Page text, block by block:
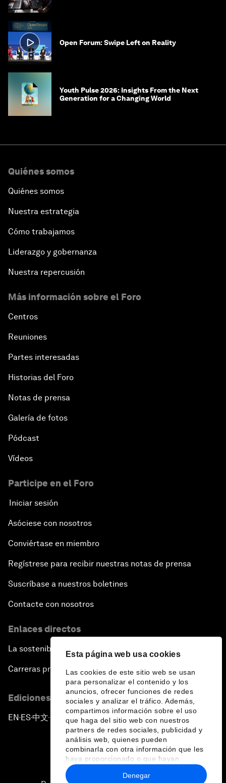
Esta página web usa cookies
Las cookies de este sitio web se usan
para personalizar el contenido y los
anuncios, ofrecer funciones de redes
sociales y analizar el tráfico. Además,
compartimos información sobre el uso
que haga del sitio web con nuestros
partners de redes sociales, publicidad y
análisis web, quienes pueden
combinarla con otra información que les
haya proporcionado o que hayan
recopilado a partir del uso que haya
hecho de sus servicios.
Denegar
Open Forum: Swipe Left on Reality
Youth Pulse 2026: Insights From the Next
Generation for a Changing World
Quiénes somos
Quiénes somos
Nuestra estrategia
Cómo trabajamos
Liderazgo y gobernanza
Nuestra repercusión
Más información sobre el Foro
Centros
Reuniones
Partes interesadas
Historias del Foro
Notas de prensa
Galería de fotos
Pódcast
Vídeos
Participe en el Foro
Iniciar sesión
Asóciese con nosotros
Conviértase en miembro
Regístrese para recibir nuestras notas de prensa
Suscríbase a nuestros boletines
Contacte con nosotros
Enlaces directos
La sostenibilidad en el Foro
Carreras profesionales
Ediciones en otros idiomas
EN ▪ ES▪中文▪ 日本語